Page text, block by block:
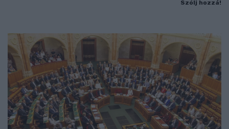
Szólj hozzá!